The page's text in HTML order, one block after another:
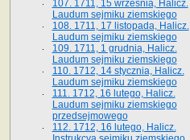
107. 1711, 15 września, Halicz.
Laudum sejmiku ziemskiego
108. 1711, 17 listopada, Halicz.
Laudum sejmiku ziemskiego
109. 1711, 1 grudnia, Halicz.
Laudum sejmiku ziemskiego
110. 1712, 14 stycznia, Halicz.
Laudum sejmiku ziemskiego
111. 1712, 16 lutego, Halicz.
Laudum sejmiku ziemskiego
przedsejmowego
112. 1712, 16 lutego, Halicz.